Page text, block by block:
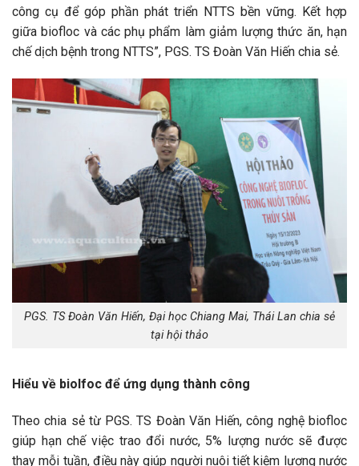
công cụ để góp phần phát triển NTTS bền vững. Kết hợp
giữa biofloc và các phụ phẩm làm giảm lượng thức ăn, hạn
chế dịch bệnh trong NTTS”, PGS. TS Đoàn Văn Hiến chia sẻ.
PGS. TS Đoàn Văn Hiến, Đại học Chiang Mai, Thái Lan chia sẻ
tại hội thảo
Hiểu về biolfoc để ứng dụng thành công
Theo chia sẻ từ PGS. TS Đoàn Văn Hiến, công nghệ biofloc
giúp hạn chế việc trao đổi nước, 5% lượng nước sẽ được
thay mỗi tuần, điều này giúp người nuôi tiết kiệm lượng nước